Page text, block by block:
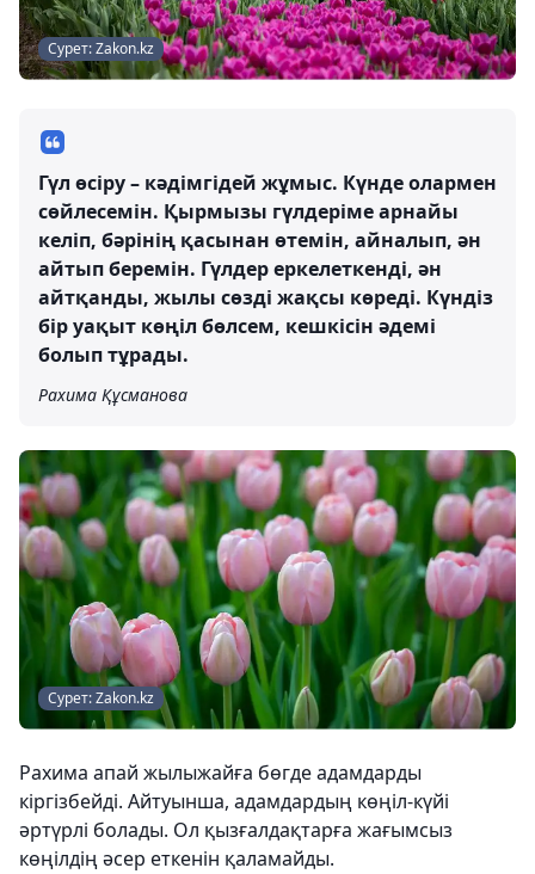
Сурет: Zakon.kz
Гүл өсіру – кәдімгідей жұмыс. Күнде олармен
сөйлесемін. Қырмызы гүлдеріме арнайы
келіп, бәрінің қасынан өтемін, айналып, ән
айтып беремін. Гүлдер еркелеткенді, ән
айтқанды, жылы сөзді жақсы көреді. Күндіз
бір уақыт көңіл бөлсем, кешкісін әдемі
болып тұрады.
Рахима Құсманова
Сурет: Zakon.kz
Рахима апай жылыжайға бөгде адамдарды
кіргізбейді. Айтуынша, адамдардың көңіл-күйі
әртүрлі болады. Ол қызғалдақтарға жағымсыз
көңілдің әсер еткенін қаламайды.